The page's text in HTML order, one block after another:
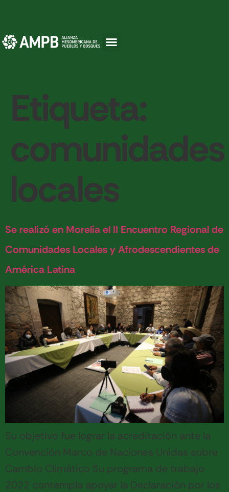
Etiqueta:
comunidades
locales
Se realizó en Morelia el II Encuentro Regional de
Comunidades Locales y Afrodescendientes de
América Latina
Su objetivo fue lograr la acreditación ante la
Convención Marco de Naciones Unidas sobre
Cambio Climático Su programa de trabajo
2022 contempla apoyar la Declaración por los